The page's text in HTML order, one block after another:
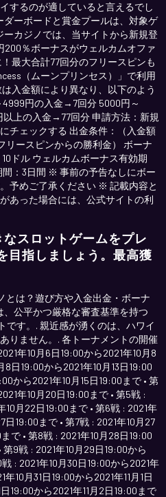
するのが適していると言えるでし
ダーボードと賞金プールは、対象ゲ
カジノでは、当サイトから新規登
％ボーナスがウェルカムオファ
最大合計77回分のフリースピンも
（ムーンプリンセス）」で利用
入金額により異なり、以下のよう
4999円の入金→7回分 5000円～
上の入金→77回分 申請方法：新規
チェックする 出金条件：（入金額
リースピンからの勝利金） ボーナ
ドル ウェルカムボーナス有効期
：3日間 ※ 事前の予告なしにボー
予めご了承ください ※ 記載内容と
あった場合には、公式サイトの利
スロットゲームをプレ
目指しましょう。最高獲
とは？遊び方や入金出金・ボーナ
公平かつ厳格な審査基準を持つ
です。. 親近感が湧くのは、ハワイ
りません。. 各トーナメントの開催
年10月6日19:00から2021年10月8
8日19:00から2021年10月13日19:00
から2021年10月15日19:00まで • 第
年10月20日19:00まで • 第5戦 :
10月22日19:00まで • 第6戦 : 2021年
19:00まで • 第7戦 : 2021年10月27
で • 第8戦 : 2021年10月28日19:00
9戦 : 2021年10月29日19:00から
: 2021年10月30日19:00から2021年
年10月31日19:00から2021年11月1日
19:00から2021年11月2日19:00まで